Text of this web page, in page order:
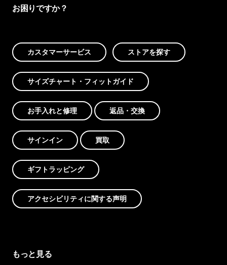
お困りですか？
カスタマーサービス ストアを探す
サイズチャート・フィットガイド
お手入れと修理 返品・交換
サインイン 買取
ギフトラッピング
アクセシビリティに関する声明
もっと見る